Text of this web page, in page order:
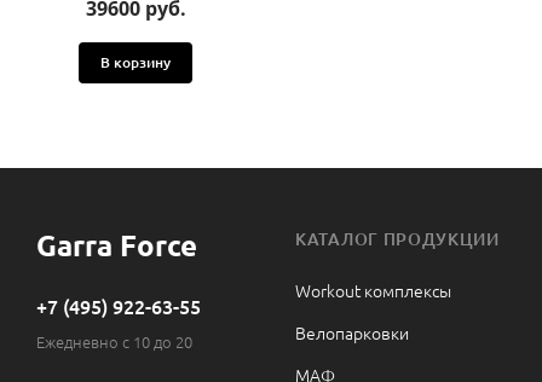
39600 руб.
В корзину
Garra Force
+7 (495) 922-63-55
Ежедневно с 10 до 20
КАТАЛОГ ПРОДУКЦИИ
Workout комплексы
Велопарковки
МАФ